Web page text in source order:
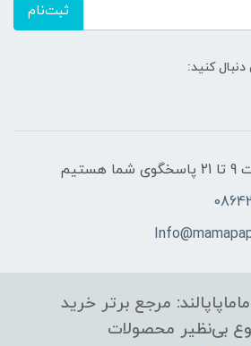
ثبت‌نام
کنید:
مرجع برتر خرید
بی‌نظیر محصولات